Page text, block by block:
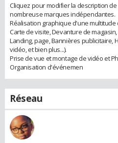
Cliquez pour modifier la description
nombreuse marques indépendantes.
Réalisation graphique d'une multitude
Carte de visite, Devanture de
Landing, page, Bannières publicitaire,
vidéo, et bien plus...).
Prise de vue et montage de vidéo et
Organisation d'événemen
Réseau